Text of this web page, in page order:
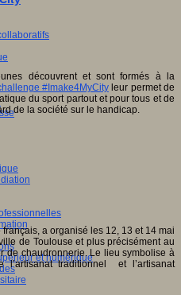
et numérique
découvrent et sont formés à la
#Imake4MyCityleur permet de
du sport partout et pour tous et de
de la société sur le handicap.
a organisé les 12, 13 et 14 mai
de Toulouse et plus précisément au
de chaudronnerie. Le lieu symbolise à
traditionnel et l’artisanat